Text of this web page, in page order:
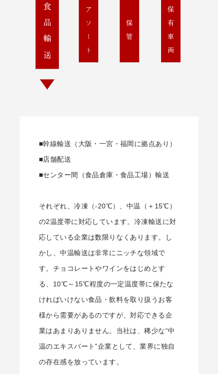
食品輸送 アソート 保管 保有車両
■幹線輸送（大阪・一宮・福岡に拠点あり）
■店舗配送
■センター間（食品倉庫・食品工場）輸送
それぞれ、冷凍（-20℃）、中温（＋15℃）
の2温度帯に対応しています。冷凍輸送に対
応している企業は数限りなくあります。し
かし、中温輸送は非常にニッチな領域で
す。チョコレートやワインをはじめとす
る、10℃～15℃程度の一定温度帯に保たな
ければいけない食品・飲料を取り扱うお客
様から需要があるのですが、対応できる企
業はあまりありません。当社は、稀少な“中
温のエキスパート”企業として、業界に独自
の存在感を放っています。